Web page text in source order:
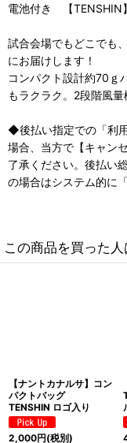
電池付き 【TENSHIN
試合会場でもどこでも
にお届けします！
コンパクト設計約70ｇ
もラクラク。2段階風量
◆後払い指定での「利
場合、当方で【キャン
了承ください。後払い
の場合はシステム的に
この商品を買った
【ナントカナルサ】コン
パクトバッグ
TENSHIN ロゴ入り
2,000円(税別)